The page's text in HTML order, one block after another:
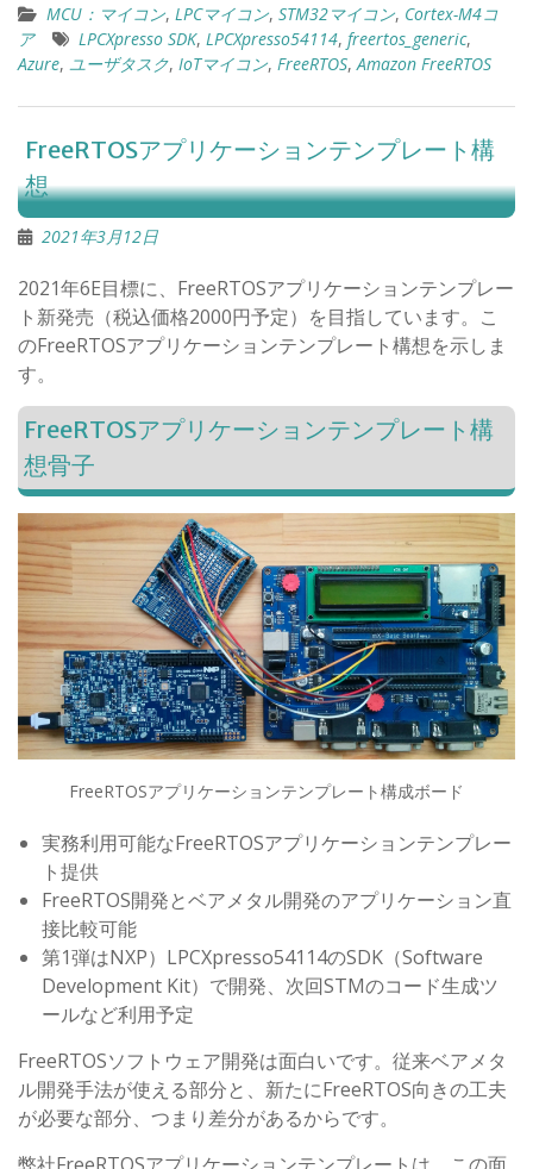
MCU：マイコン, LPCマイコン, STM32マイコン, Cortex-M4コ
ア
LPCXpresso SDK, LPCXpresso54114, freertos_generic,
Azure, ユーザタスク, IoTマイコン, FreeRTOS,Amazon FreeRTOS
FreeRTOSアプリケーションテンプレート構
想
2021年3月12日
2021年6E目標に、FreeRTOSアプリケーションテンプレー
ト新発売（税込価格2000円予定）を目指しています。こ
のFreeRTOSアプリケーションテンプレート構想を示しま
す。
FreeRTOSアプリケーションテンプレート構
想骨子
FreeRTOSアプリケーションテンプレート構成ボード
実務利用可能なFreeRTOSアプリケーションテンプレー
ト提供
FreeRTOS開発とベアメタル開発のアプリケーション直
接比較可能
第1弾はNXP）LPCXpresso54114のSDK（Software
Development Kit）で開発、次回STMのコード生成ツ
ールなど利用予定
FreeRTOSソフトウェア開発は面白いです。従来ベアメタ
ル開発手法が使える部分と、新たにFreeRTOS向きの工夫
が必要な部分、つまり差分があるからです。